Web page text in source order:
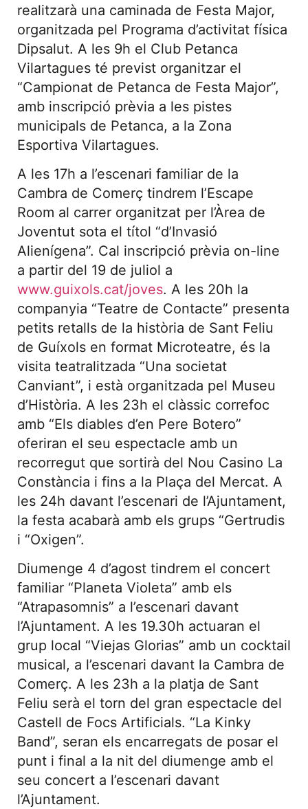
realitzarà una caminada de Festa Major,
organitzada pel Programa d’activitat física
Dipsalut. A les 9h el Club Petanca
Vilartagues té previst organitzar el
“Campionat de Petanca de Festa Major”,
amb inscripció prèvia a les pistes
municipals de Petanca, a la Zona
Esportiva Vilartagues.
A les 17h a l’escenari familiar de la
Cambra de Comerç tindrem l’Escape
Room al carrer organitzat per l’Àrea de
Joventut sota el títol “d’Invasió
Alienígena”. Cal inscripció prèvia on-line
a partir del 19 de juliol a
www.guixols.cat/joves. A les 20h la
companyia “Teatre de Contacte” presenta
petits retalls de la història de Sant Feliu
de Guíxols en format Microteatre, és la
visita teatralitzada “Una societat
Canviant”, i està organitzada pel Museu
d’Història. A les 23h el clàssic correfoc
amb “Els diables d’en Pere Botero”
oferiran el seu espectacle amb un
recorregut que sortirà del Nou Casino La
Constància i fins a la Plaça del Mercat. A
les 24h davant l’escenari de l’Ajuntament,
la festa acabarà amb els grups “Gertrudis
i “Oxigen”.
Diumenge 4 d’agost tindrem el concert
familiar “Planeta Violeta” amb els
“Atrapasomnis” a l’escenari davant
l’Ajuntament. A les 19.30h actuaran el
grup local “Viejas Glorias” amb un cocktail
musical, a l’escenari davant la Cambra de
Comerç. A les 23h a la platja de Sant
Feliu serà el torn del gran espectacle del
Castell de Focs Artificials. “La Kinky
Band”, seran els encarregats de posar el
punt i final a la nit del diumenge amb el
seu concert a l’escenari davant
l’Ajuntament.